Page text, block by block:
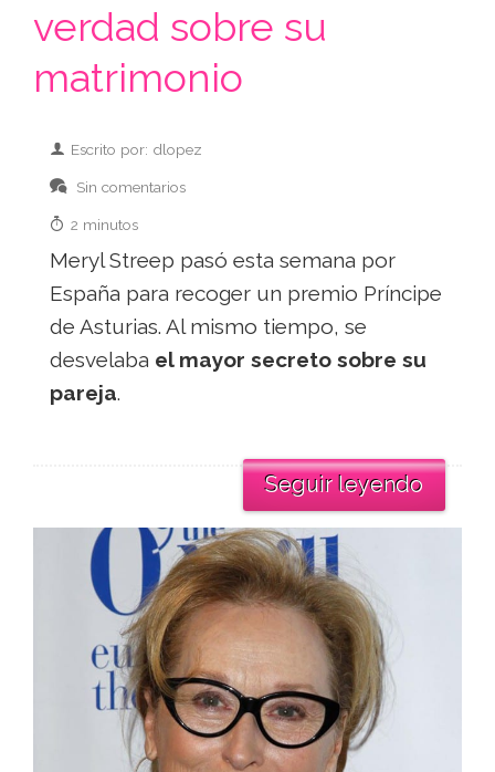
verdad sobre su
matrimonio
Escrito por: dlopez
Sin comentarios
2 minutos
Meryl Streep pasó esta semana por
España para recoger un premio Príncipe
de Asturias. Al mismo tiempo, se
desvelaba el mayor secreto sobre su
pareja.
Seguir leyendo